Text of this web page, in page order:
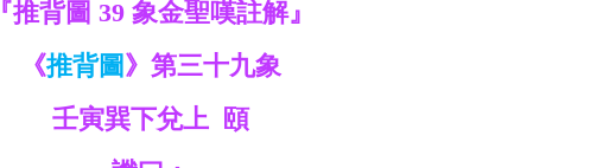
『推背圖 39 象金聖嘆註解』
《推背圖》第三十九象
壬寅巽下兌上 頤